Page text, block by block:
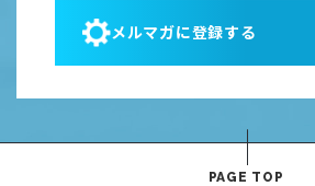
メルマガに登録する
PAGE TOP